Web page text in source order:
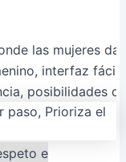
las mujeres
interfaz fácil
posibilidades
e